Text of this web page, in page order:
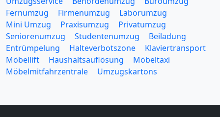
Fernumzug
Firmenumzug
Laborumzug
Mini Umzug
Praxisumzug
Privatumzug
Seniorenumzug
Studentenumzug
Beiladung
Entrümpelung
Halteverbotszone
Klaviertransport
Möbellift
Haushaltsauflösung
Möbeltaxi
Möbelmitfahrzentrale
Umzugskartons